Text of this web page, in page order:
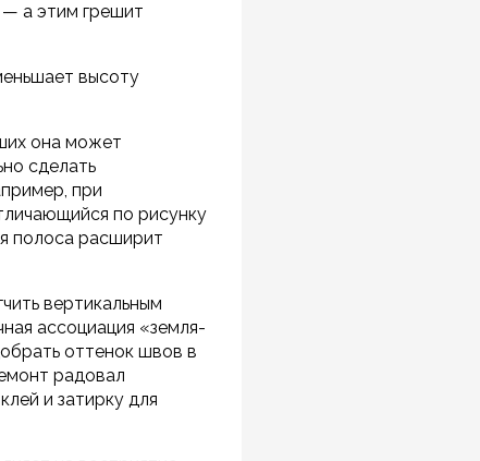
а этим грешит
высоту
она может
сделать
при
по рисунку
полоса расширит
вертикальным
ассоциация «земля-
оттенок швов в
радовал
и затирку для